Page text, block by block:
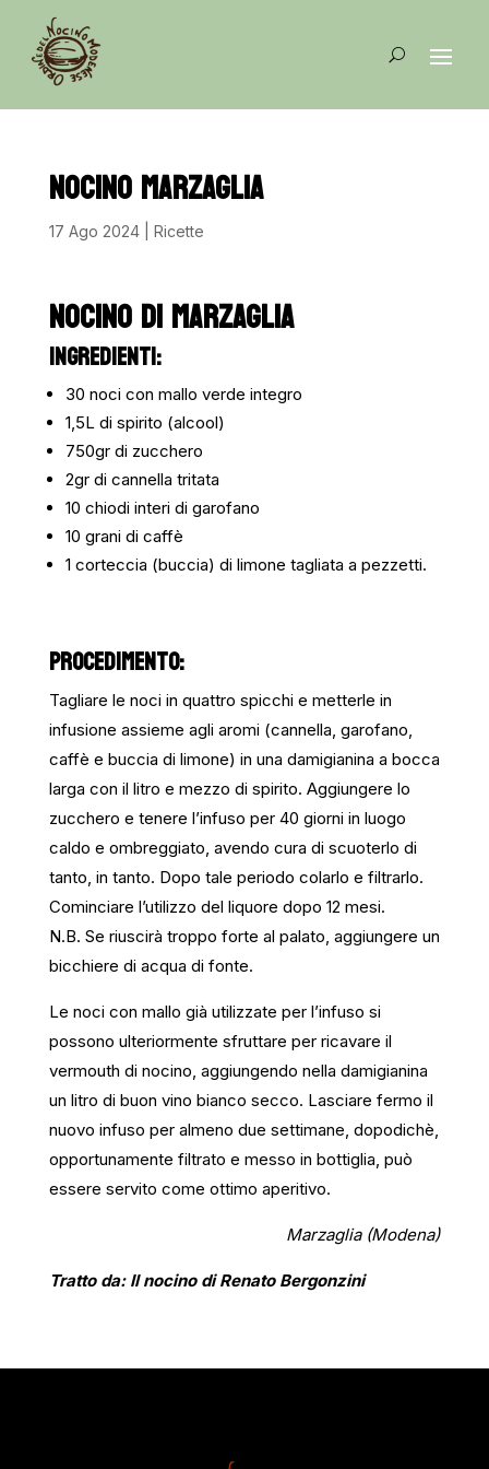
NOCINO MARZAGLIA
17 Ago 2024| Ricette
NOCINO DI MARZAGLIA
INGREDIENTI:
30 noci con mallo verde integro
1,5L di spirito (alcool)
750gr di zucchero
2gr di cannella tritata
10 chiodi interi di garofano
10 grani di caffè
1 corteccia (buccia) di limone tagliata a pezzetti.
PROCEDIMENTO:
Tagliare le noci in quattro spicchi e metterle in
infusione assieme agli aromi (cannella, garofano,
caffè e buccia di limone) in una damigianina a bocca
larga con il litro e mezzo di spirito. Aggiungere lo
zucchero e tenere l’infuso per 40 giorni in luogo
caldo e ombreggiato, avendo cura di scuoterlo di
tanto, in tanto. Dopo tale periodo colarlo e filtrarlo.
Cominciare l’utilizzo del liquore dopo 12 mesi.
N.B. Se riuscirà troppo forte al palato, aggiungere un
bicchiere di acqua di fonte.
Le noci con mallo già utilizzate per l’infuso si
possono ulteriormente sfruttare per ricavare il
vermouth di nocino, aggiungendo nella damigianina
un litro di buon vino bianco secco. Lasciare fermo il
nuovo infuso per almeno due settimane, dopodichè,
opportunamente filtrato e messo in bottiglia, può
essere servito come ottimo aperitivo.
Marzaglia (Modena)
Tratto da: Il nocino di Renato Bergonzini